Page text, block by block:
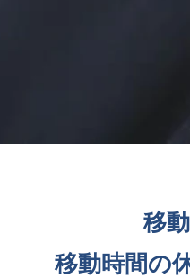
移
移動時間の